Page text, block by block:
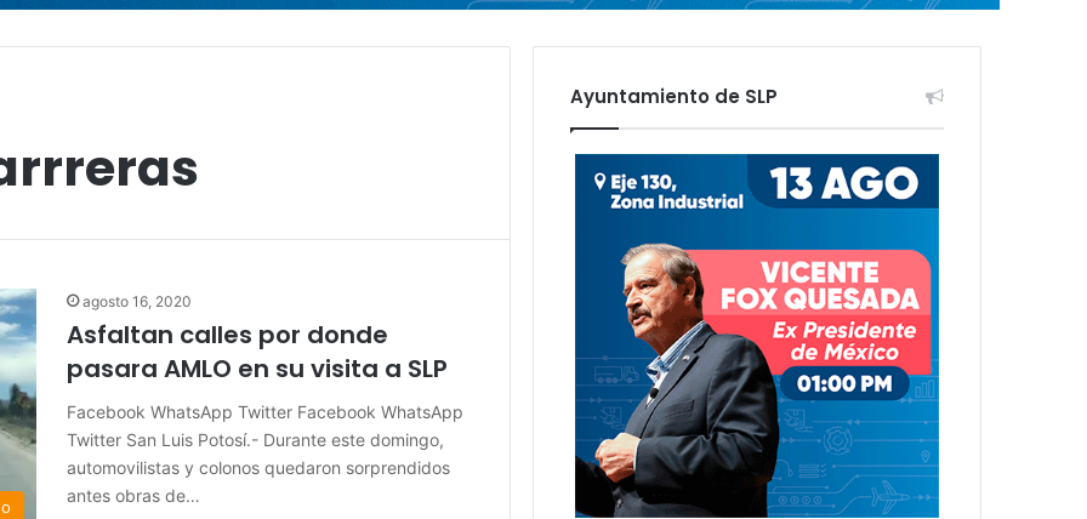
agosto 16, 2020
Asfaltan calles por donde
pasara AMLO en su visita a SLP
Facebook WhatsApp Twitter Facebook WhatsApp
Twitter San Luis Potosí.- Durante este domingo,
automovilistas y colonos quedaron sorprendidos
antes obras de…
Ayuntamiento de SLP